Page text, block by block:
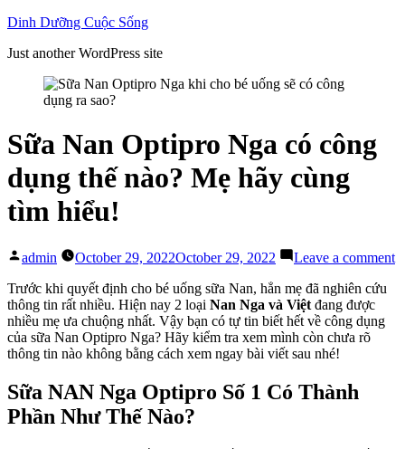
Skip
content
Dinh Dưỡng Cuộc Sống
Just another WordPress site
Sữa Nan Optipro Nga có công
dụng thế nào? Mẹ hãy cùng
tìm hiểu!
Posted
admin October 29, 2022October 29, 2022 Leave a comment
Trước khi quyết định cho bé uống sữa Nan, hẳn mẹ đã nghiên cứu
thông tin rất nhiều. Hiện nay 2 loại Nan Nga và Việt đang được
nhiều mẹ ưa chuộng nhất. Vậy bạn có tự tin biết hết về công dụng
của sữa Nan Optipro Nga? Hãy kiểm tra xem mình còn chưa rõ
thông tin nào không bằng cách xem ngay bài viết sau nhé!
Sữa NAN Nga Optipro Số 1 Có Thành
Phần Như Thế Nào?